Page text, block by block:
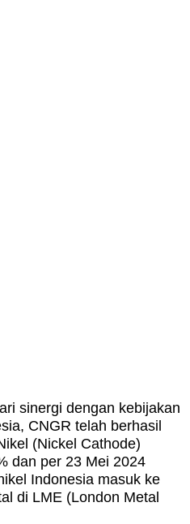
sinergi dengan kebijakan
CNGR telah berhasil
(Nickel Cathode)
dan per 23 Mei 2024
Indonesia masuk ke
di LME (London Metal